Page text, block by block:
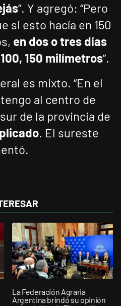
”. Y agregó: “Pero
si esto hacía en 150
en dos o tres días
150 milímetros”.
es mixto. “En el
al centro de
de la provincia de
. El sureste
La Federación Agraria
Argentina brindó su opinión